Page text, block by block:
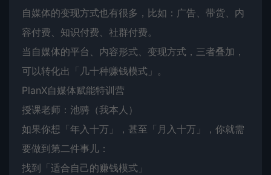
自媒体的变现方式也有很多，比如：广告、带货、内
容付费、知识付费、社群付费。
当自媒体的平台、内容形式、变现方式，三者叠加，
可以转化出「几十种赚钱模式」。
PlanX自媒体赋能特训营
授课老师：池骋（我本人）
如果你想「年入十万」，甚至「月入十万」，你就需
要做到第二件事儿：
找到「适合自己的赚钱模式」